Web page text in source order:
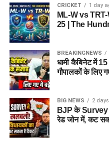
1. क्या वैली ऑफ फ्लावर्स बच्चों और
हाँ, यह ट्रेक मध्यम स्तर का है।
से घांघरिया तक पालकी या कूरियर
मुख्य घाटी में पैदल ही चलना होता
2. क्या घाटी में मोबाइल नेटवर्क काम
घांघरिया बेस कैंप और वैली ऑफ
(विशेषकर इंटरनेट) बहुत कमजोर या
बीएसएनएल (BSNL) और जियो
CRICKET 1 day
ML-W vs
25 | The
BREAKINGNEWS
धामी कैबिनेट में
गौपालकों के लिए
BIG NEWS 2
BJP के Survey
रेड जोन में, कट